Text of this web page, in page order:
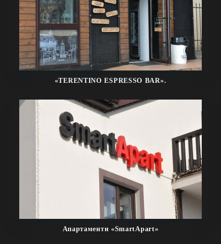
«TERENTINO ESPRESSO BAR».
Апартаменти «SmartApart»